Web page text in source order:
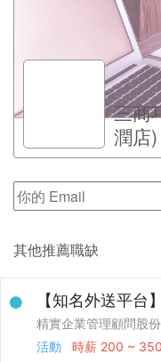
三商
潤店)
其他推薦職缺
【知名外送平台
精實企業管理顧問股
活動
時薪 200 ~ 350